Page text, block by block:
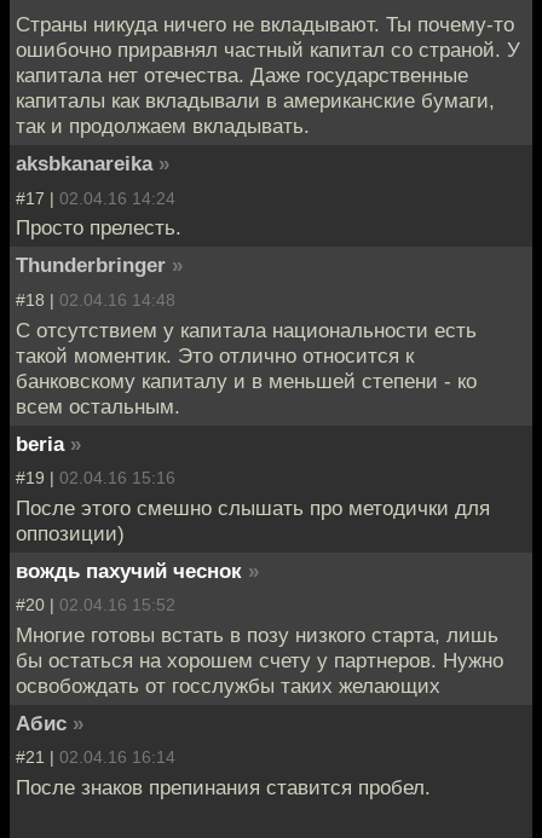
Страны никуда ничего не вкладывают. Ты почему-то
ошибочно приравнял частный капитал со страной. У
капитала нет отечества. Даже государственные
капиталы как вкладывали в американские бумаги,
так и продолжаем вкладывать.
aksbkanareika »
#17 | 02.04.16 14:24
Просто прелесть.
Thunderbringer »
#18 | 02.04.16 14:48
С отсутствием у капитала национальности есть
такой моментик. Это отлично относится к
банковскому капиталу и в меньшей степени - ко
всем остальным.
beria »
#19 | 02.04.16 15:16
После этого смешно слышать про методички для
оппозиции)
вождь пахучий чеснок »
#20 | 02.04.16 15:52
Многие готовы встать в позу низкого старта, лишь
бы остаться на хорошем счету у партнеров. Нужно
освобождать от госслужбы таких желающих
Абис »
#21 | 02.04.16 16:14
После знаков препинания ставится пробел.